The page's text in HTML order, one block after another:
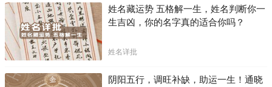
姓名藏运势 五格解一生，姓名判断你一
生吉凶，你的名字真的适合你吗？
姓名详批
阴阳五行，调旺补缺，助运一生！通晓